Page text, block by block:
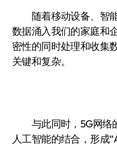
随着移动设备、智能
数据涌入我们的家庭和
密性的同时处理和收集
关键和复杂。
与此同时，5G网络
人工智能的结合，形成